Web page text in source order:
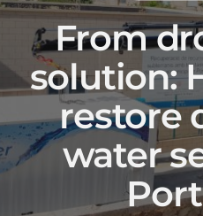
From
solution:
restore
water